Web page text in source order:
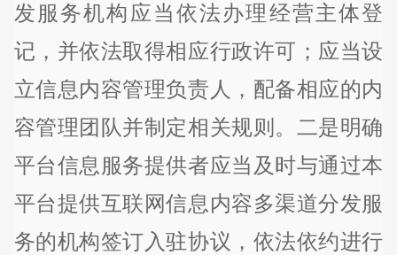
发服务机构应当依法办理经营主体登
记，并依法取得相应行政许可；应当设
立信息内容管理负责人，配备相应的内
容管理团队并制定相关规则。二是明确
平台信息服务提供者应当及时与通过本
平台提供互联网信息内容多渠道分发服
务的机构签订入驻协议，依法依约进行